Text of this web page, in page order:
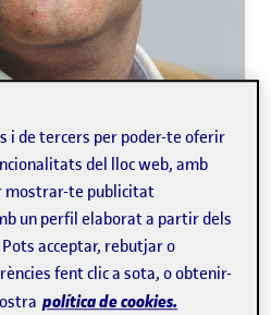
Artola
i de tercers per poder-te oferir
del lloc web, amb
mostrar-te publicitat
un perfil elaborat a partir dels
acceptar, rebutjar o
fent clic a sota, o obtenir-
política de cookies.